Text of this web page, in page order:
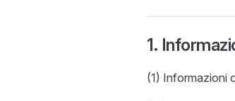
1.
(1) Informazioni